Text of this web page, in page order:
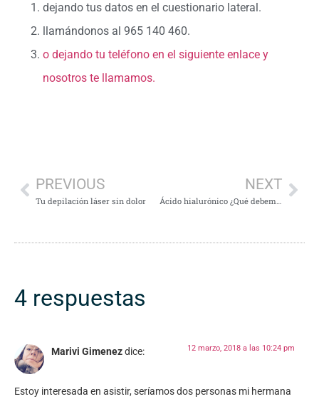
dejando tus datos en el cuestionario lateral.
llamándonos al 965 140 460.
o dejando tu teléfono en el siguiente enlace y
nosotros te llamamos.
PREVIOUS
Tu depilación láser sin dolor
NEXT
4 respuestas
Marivi Gimenezdice: 12 marzo, 2018 a las 10:24 pm
Estoy interesada en asistir, seríamos dos personas mi hermana